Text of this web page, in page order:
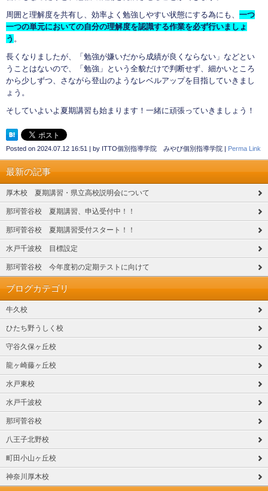
周囲と理解度を共有し、効率よく勉強しやすい状態にする為にも、 一つ
一つの単元においての自分の理解度を認識する作業を必ず行いましょ
う 。
長くなりましたが、「勉強が嫌いだから成績が良くならない」などとい
うことはないので、「勉強」という全貌だけで判断せず、細かいところ
から少しずつ、さながら登山のようなレベルアップを目指していきまし
ょう。
そしていよいよ夏期講習も始まります！一緒に頑張っていきましょう！
Posted on 2024.07.12 16:51 | by ITTO個別指導学院 みやび個別指導学院 | Perma Link
最新の記事
厚木校 夏期講習・県立高校説明会について
那珂菅谷校 夏期講習、申込受付中！！
那珂菅谷校 夏期講習受付スタート！！
水戸千波校 目標設定
那珂菅谷校 今年度初の定期テストに向けて
ブログカテゴリ
牛久校
ひたち野うしく校
守谷久保ヶ丘校
龍ヶ崎藤ヶ丘校
水戸東校
水戸千波校
那珂菅谷校
八王子北野校
町田小山ヶ丘校
神奈川厚木校